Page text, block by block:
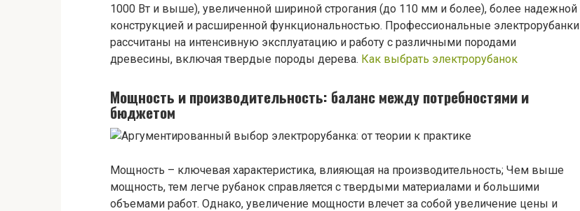
1000 Вт и выше), увеличенной шириной строгания (до 110 мм и более), более надежной
конструкцией и расширенной функциональностью. Профессиональные электрорубанки
рассчитаны на интенсивную эксплуатацию и работу с различными породами
древесины, включая твердые породы дерева. Как выбрать электрорубанок
Мощность и производительность: баланс между потребностями и
бюджетом
Мощность – ключевая характеристика, влияющая на производительность; Чем выше
мощность, тем легче рубанок справляется с твердыми материалами и большими
объемами работ. Однако, увеличение мощности влечет за собой увеличение цены и